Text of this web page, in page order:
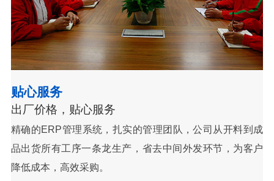
贴心服务
出厂价格，贴心服务
精确的ERP管理系统，扎实的管理团队，公司从开料到成
品出货所有工序一条龙生产，省去中间外发环节，为客户
降低成本，高效采购。